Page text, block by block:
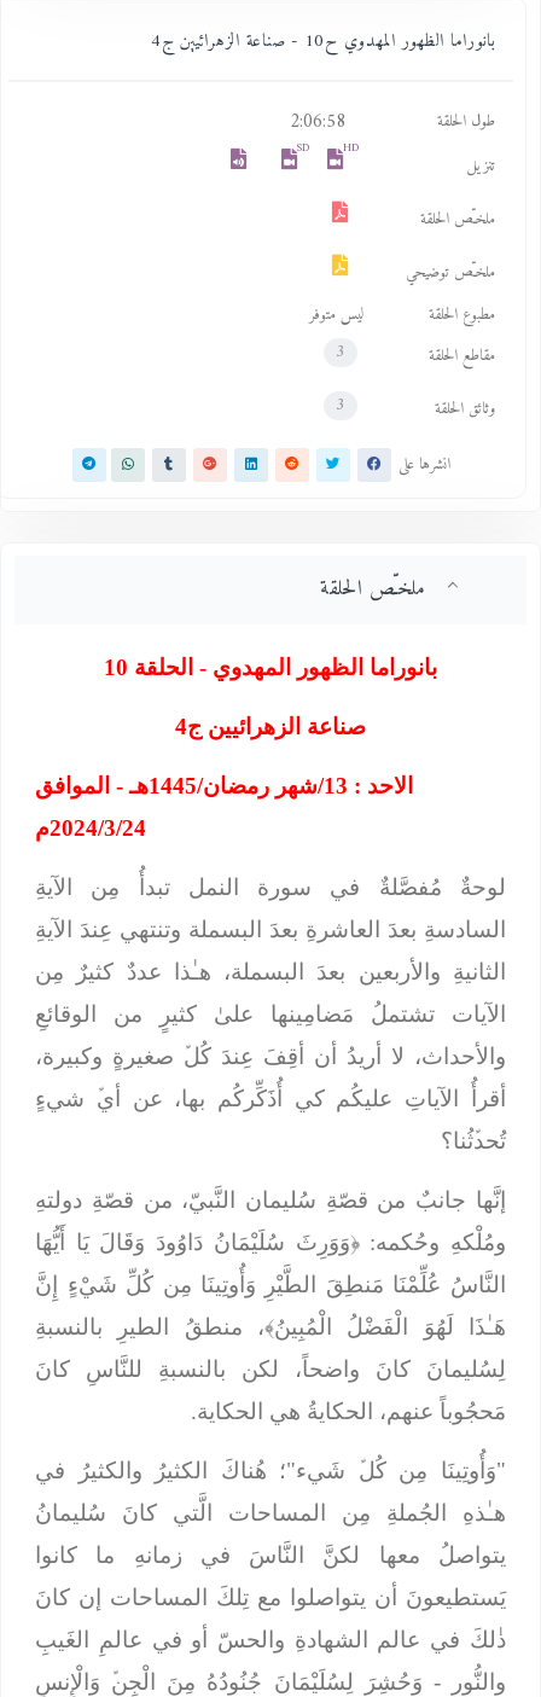
بانوراما الظهور المهدوي ح10 - صناعة الزهرائيين ج4
طول الحلقة 2:06:58
تنزيل
HD
SD
ملخـّص الحلقة
ملخـّص توضيحي
مطبوع الحلقة
ليس متوفر
مقاطع الحلقة
وثائق الحلقة
انشرها على
ملخـّص الحلقة
بانوراما الظهور المهدوي - الحلقة 10
صناعة الزهرائيين ج4
الاحد : 13/شهر رمضان/1445هـ - الموافق
2024/3/24م
لوحةٌ مُفصَّلةٌ في سورة النمل تبدأُ مِن الآيةِ
السادسةِ بعدَ العاشرةِ بعدَ البسملة وتنتهي عِندَ الآيةِ
الثانيةِ والأربعين بعدَ البسملة، هـٰذا عددٌ كثيرٌ مِن
الآيات تشتملُ مَضامِينها علىٰ كثيرٍ من الوقائعِ
والأحداث، لا أريدُ أن أقِفَ عِندَ كُلﱢ صغيرةٍ وكبيرة،
أقرأُ الآياتِ عليكُم كي أُذَكِّركُم بها، عن أيﱢ شيءٍ
تُحدﱢثُنا؟
إنَّها جانبٌ من قصّةِ سُليمان النَّبيّ، من قصّةِ دولتهِ
ومُلْكهِ وحُكمه: ﴿وَوَرِثَ سُلَيْمَانُ دَاوُودَ وَقَالَ يَا أَيُّهَا
النَّاسُ عُلِّمْنَا مَنطِقَ الطَّيْرِ وَأُوتِينَا مِن كُلِّ شَيْءٍ إِنَّ
هَـٰذَا لَهُوَ الْفَضْلُ الْمُبِينُ﴾، منطقُ الطيرِ بالنسبةِ
لِسُليمانَ كانَ واضحاً، لكن بالنسبةِ للنَّاسِ كانَ
مَحجُوباً عنهم، الحكايةُ هي الحكاية.
"وَأُوتِينَا مِن كُلﱢ شَيء"؛ هُناكَ الكثيرُ والكثيرُ في
هـٰذهِ الجُملةِ مِن المساحات الَّتي كانَ سُليمانُ
يتواصلُ معها لكنَّ النَّاسَ في زمانهِ ما كانوا
يَستطيعونَ أن يتواصلوا مع تِلكَ المساحات إن كانَ
ذٰلكَ في عالم الشهادةِ والحسّ أو في عالمِ الغَيبِ
والنُّور - وَحُشِرَ لِسُلَيْمَانَ جُنُودُهُ مِنَ الْجِنﱢ وَالْإِنسِ